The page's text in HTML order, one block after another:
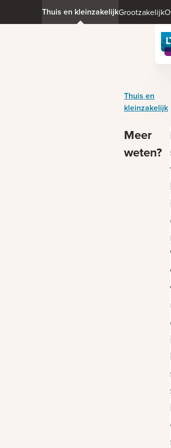
Thuis en kleinzakelijkGrootzakelijk
Thuis en
kleinzakelijk
Meer
weten?